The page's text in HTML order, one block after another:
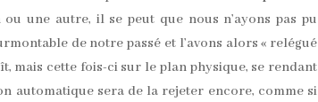
une autre, il se peut que nous n’ayons pas pu
de notre passé et l’avons alors « relégué
mais cette fois-ci sur le plan physique, se rendant
automatique sera de la rejeter encore, comme si